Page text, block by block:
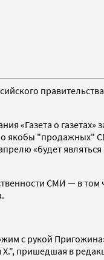
«Газета о газетах»
о якобы "продажных"
«будет
СМИ — в том
с рукой
пришедшая в